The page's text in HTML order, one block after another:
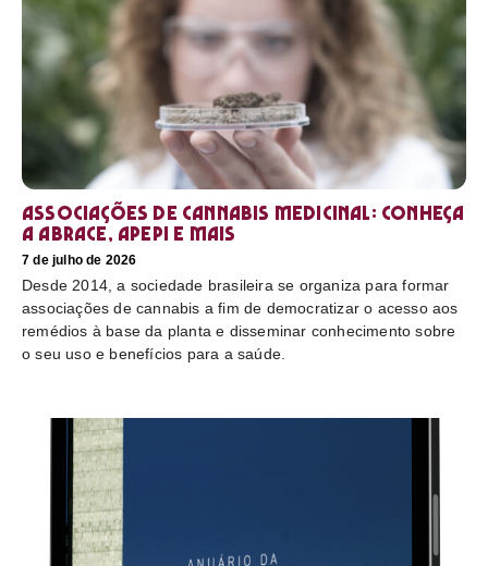
Associações de cannabis medicinal: conheça
a Abrace, Apepi e mais
7 de julho de 2026
Desde 2014, a sociedade brasileira se organiza para formar
associações de cannabis a fim de democratizar o acesso aos
remédios à base da planta e disseminar conhecimento sobre
o seu uso e benefícios para a saúde.